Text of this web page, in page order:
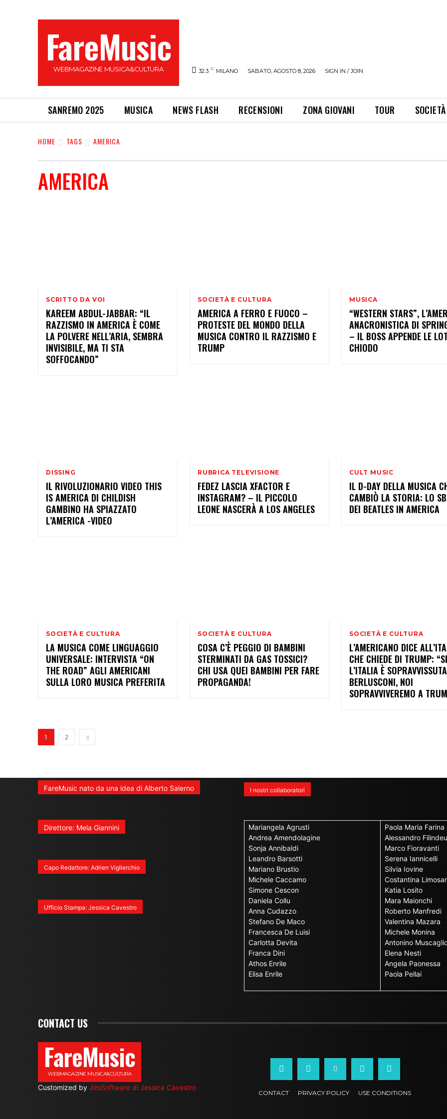
FareMusic
WEBMAGAZINE MUSICA&CULTURA 32.3 C MILANO SABATO, AGOSTO 8, 2026 SIGN IN / JOIN
SANREMO 2025 MUSICA NEWS FLASH RECENSIONI ZONA GIOVANI TOUR
HOME TAGS AMERICA
AMERICA
SCRITTO DA VOI
KAREEM ABDUL-JABBAR: “IL
RAZZISMO IN AMERICA È COME
LA POLVERE NELL’ARIA, SEMBRA
INVISIBILE, MA TI STA
SOFFOCANDO”
SOCIETÀ E CULTURA
AMERICA A FERRO E FUOCO –
PROTESTE DEL MONDO DELLA
MUSICA CONTRO IL RAZZISMO E
TRUMP
MUSICA
“WESTERN STARS”,
ANACRONISTICA DI
– IL BOSS APPENDE LE
CHIODO
DISSING
IL RIVOLUZIONARIO VIDEO THIS
IS AMERICA DI CHILDISH
GAMBINO HA SPIAZZATO
L’AMERICA -VIDEO
RUBRICA TELEVISIONE
FEDEZ LASCIA XFACTOR E
INSTAGRAM? – IL PICCOLO
LEONE NASCERÀ A LOS ANGELES
CULT MUSIC
IL D-DAY DELLA MUSICA
CAMBIÒ LA STORIA: LO
DEI BEATLES IN AMERICA
SOCIETÀ E CULTURA
LA MUSICA COME LINGUAGGIO
UNIVERSALE: INTERVISTA “ON
THE ROAD” AGLI AMERICANI
SULLA LORO MUSICA PREFERITA
SOCIETÀ E CULTURA
COSA C’È PEGGIO DI BAMBINI
STERMINATI DA GAS TOSSICI?
CHI USA QUEI BAMBINI PER FARE
PROPAGANDA!
SOCIETÀ E CULTURA
L’AMERICANO DICE
CHE CHIEDE DI TRUMP:
L’ITALIA È
BERLUSCONI, NOI
SOPRAVVIVEREMO A
1 2
FareMusic nato da una idea di Alberto Salerno
Direttore: Mela Giannini
Capo Redattore: Adrien Viglierchio
Ufficio Stampa: Jessica Cavestro
I nostri collaboratori
Mariangela Agrusti
Andrea Amendolagine
Sonja Annibaldi
Leandro Barsotti
Mariano Brustio
Michele Caccamo
Simone Cescon
Daniela Collu
Anna Cudazzo
Stefano De Maco
Francesca De Luisi
Carlotta Devita
Franca Dini
Athos Enrile
Elisa Enrile
Paola Maria Farina
Alessandro Filindeu
Marco Fioravanti
Serena Iannicelli
Silvia Iovine
Costantina
Katia Losito
Mara Maionchi
Roberto Manfredi
Valentina Mazara
Michele Monina
Antonino
Elena Nesti
Angela Paonessa
Paola Pellai
CONTACT US
FareMusic
WEBMAGAZINE MUSICA&CULTURA
Customized by JesSoftware di Jessica Cavestro
CONTACT PRIVACY POLICY USE CONDITIONS